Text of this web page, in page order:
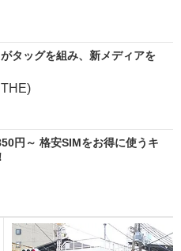
タッグを組み、新メディアを
円～ 格安SIMをお得に使うキ